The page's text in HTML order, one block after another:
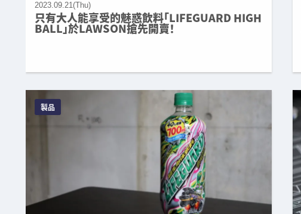
2023.09.21(Thu)
只有大人能享受的魅惑飲料「LIFEGUARD HIGH
BALL」於LAWSON搶先開賣！
製品